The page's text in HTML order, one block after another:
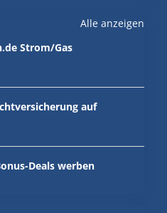
Alle anzeigen
Strom/Gas
auf
Deals werben